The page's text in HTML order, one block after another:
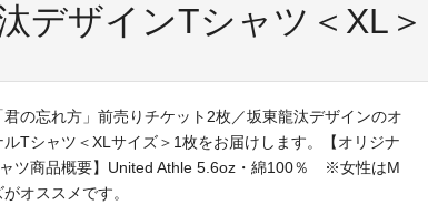
デザインTシャツ＜XL＞
君の忘れ方」前売りチケット2枚／坂東龍汰デザインのオ
ルTシャツ＜XLサイズ＞1枚をお届けします。【オリジナ
ツ商品概要】United Athle 5.6oz・綿100％ ※女性はM
オススメです。